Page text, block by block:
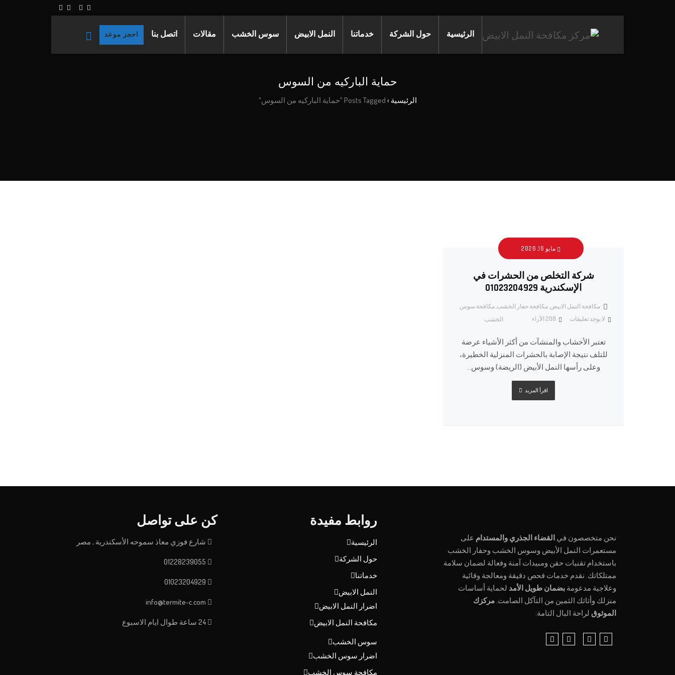
الرئيسية حول الشركة خدماتنا النمل الابيض سوس الخشب مقالات اتصل بنا احجز موعد
حماية الباركيه من السوس
الرئيسية › Posts Tagged "حماية الباركيه من السوس"
مايو 16, 2026
شركة التخلص من الحشرات في
الإسكندرية 01023204929
مكافحة النمل الابيض,مكافحة حفار الخشب,مكافحة سوس
الخشب
لا يوجد تعليقات الآراء
تعتبر الأخشاب والمنشآت من أكثر الأشياء عرضة
للتلف نتيجة الإصابة بالحشرات المنزلية الخطيرة،
وعلى رأسها النمل الأبيض (الريضة) وسوس...
اقرأ المزيد
نحن متخصصون في القضاء الجذري والمستدام على
مستعمرات النمل الأبيض وسوس الخشب وحفار الخشب
باستخدام تقنيات حقن ومبيدات آمنة وفعالة لضمان سلامة
ممتلكاتك. نقدم خدمات فحص دقيقة ومعالجة وقائية
وعلاجية مدعومة بضمان طويل الأمد لحماية أساسات
منزلك وأثاثك الثمين من التآكل الصامت. مركزك
الموثوق لراحة البال التامة.
روابط مفيدة
الرئيسية
حول الشركة
خدماتنا
النمل الابيض
اضرار النمل الابيض
مكافحة النمل الابيض
سوس الخشب
اضرار سوس الخشب
مكافحة سوس الخشب
كن على تواصل
شارع فوزي معاذ سموحه الأسكندرية , مصر
24 ساعة طوال ايام الاسبوع